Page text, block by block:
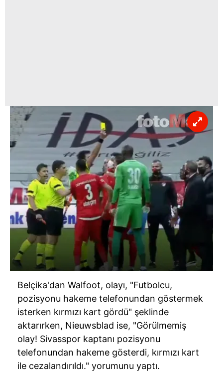
Belçika'dan Walfoot, olayı, "Futbolcu,
pozisyonu hakeme telefonundan göstermek
isterken kırmızı kart gördü" şeklinde
aktarırken, Nieuwsblad ise, "Görülmemiş
olay! Sivasspor kaptanı pozisyonu
telefonundan hakeme gösterdi, kırmızı kart
ile cezalandırıldı." yorumunu yaptı.